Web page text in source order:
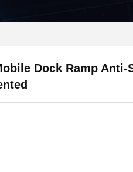
Dock Ramp Anti-